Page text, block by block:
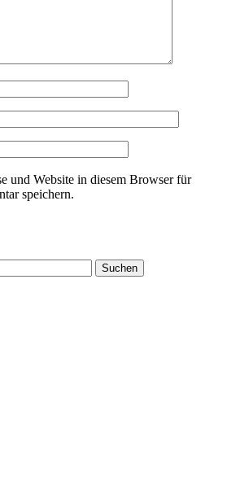
und Website in diesem Browser für
speichern.